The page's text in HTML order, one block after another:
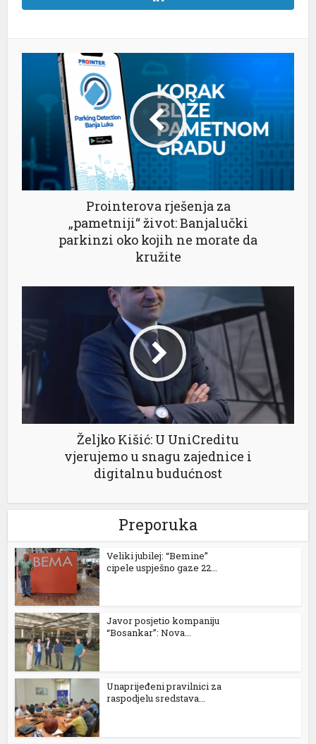
Prointerova rješenja za
„pametniji“ život: Banjalučki
parkinzi oko kojih ne morate da
kružite
Željko Kišić: U UniCreditu
vjerujemo u snagu zajednice i
digitalnu budućnost
Preporuka
Veliki jubilej: “Bemine”
cipele uspješno gaze 22...
Javor posjetio kompaniju
“Bosankar”: Nova...
Unaprijeđeni pravilnici za
raspodjelu sredstava...